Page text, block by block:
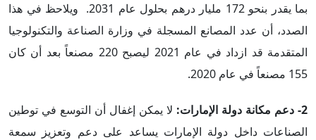
بما يقدر بنحو 172 مليار درهم بحلول عام 2031. ويلاحظ في هذا
الصدد، أن عدد المصانع المسجلة في وزارة الصناعة والتكنولوجيا
المتقدمة قد ازداد في عام 2021 ليصبح 220 مصنعاً بعد أن كان
155 مصنعاً في عام 2020.
2- دعم مكانة دولة الإمارات:
لا يمكن إغفال أن التوسع في توطين
الصناعات داخل دولة الإمارات يساعد على دعم وتعزيز سمعة